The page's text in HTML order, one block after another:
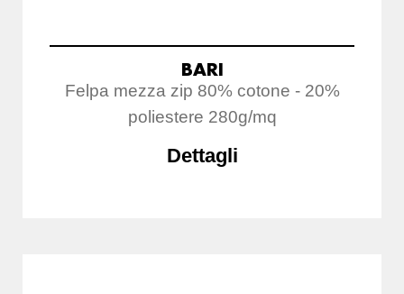
BARI
Felpa mezza zip 80% cotone - 20%
poliestere 280g/mq
Dettagli